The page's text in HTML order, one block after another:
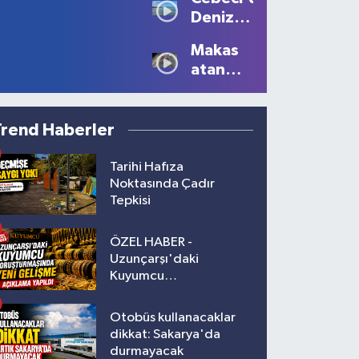
Yaralı!
Büyüledi:
Kartpostallık
Manzaralar
Oluştu
Deniz
Tüm
Güzelliğiyle
Devam
Makas
atan
10 bin
lira ceza
Haberler
Tarihi Hafıza
Noktasında Çadır
Tepkisi
ÖZEL HABER -
Uzunçarşı'daki
Kuyumcu
Gelişme!
Otobüs kullanacaklar
dikkat: Sakarya'da
durmayacak